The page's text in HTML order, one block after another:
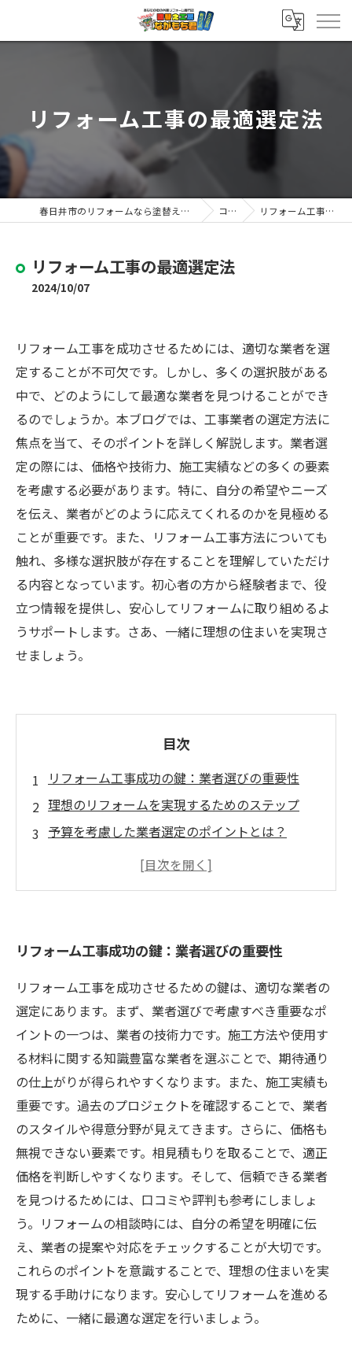
リフォーム工事の最適選定法
春日井市のリフォームなら塗替え工房ながもち君 春日井店 コラム リフォーム工事の最適選定法
リフォーム工事の最適選定法
2024/10/07
リフォーム工事を成功させるためには、適切な業者を選
定することが不可欠です。しかし、多くの選択肢がある
中で、どのようにして最適な業者を見つけることができ
るのでしょうか。本ブログでは、工事業者の選定方法に
焦点を当て、そのポイントを詳しく解説します。業者選
定の際には、価格や技術力、施工実績などの多くの要素
を考慮する必要があります。特に、自分の希望やニーズ
を伝え、業者がどのように応えてくれるのかを見極める
ことが重要です。また、リフォーム工事方法についても
触れ、多様な選択肢が存在することを理解していただけ
る内容となっています。初心者の方から経験者まで、役
立つ情報を提供し、安心してリフォームに取り組めるよ
うサポートします。さあ、一緒に理想の住まいを実現さ
せましょう。
目次
リフォーム工事成功の鍵：業者選びの重要性
理想のリフォームを実現するためのステップ
予算を考慮した業者選定のポイントとは？
施工実績をチェック！信頼できる業者の見分け
多様なリフォーム工事方法、そのメリット・デ
メリット
安心して任せられる業者との出会いがあなたの
住まいを変える
リフォーム工事成功の鍵：業者選びの重要性
リフォーム工事を成功させるための鍵は、適切な業者の
選定にあります。まず、業者選びで考慮すべき重要なポ
イントの一つは、業者の技術力です。施工方法や使用す
る材料に関する知識豊富な業者を選ぶことで、期待通り
の仕上がりが得られやすくなります。また、施工実績も
重要です。過去のプロジェクトを確認することで、業者
のスタイルや得意分野が見えてきます。さらに、価格も
無視できない要素です。相見積もりを取ることで、適正
価格を判断しやすくなります。そして、信頼できる業者
を見つけるためには、口コミや評判も参考にしましょ
う。リフォームの相談時には、自分の希望を明確に伝
え、業者の提案や対応をチェックすることが大切です。
これらのポイントを意識することで、理想の住まいを実
現する手助けになります。安心してリフォームを進める
ために、一緒に最適な選定を行いましょう。